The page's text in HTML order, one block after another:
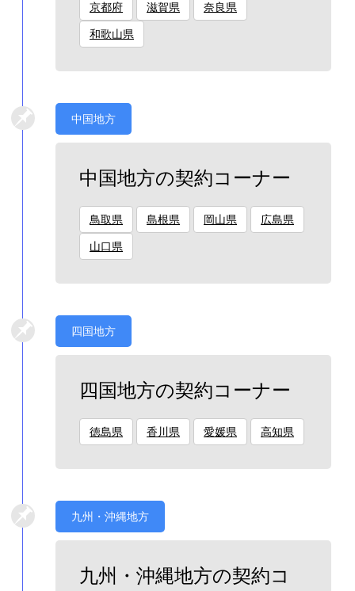
京都府 滋賀県 奈良県
和歌山県
中国地方
中国地方の契約コーナー
鳥取県 島根県 岡山県 広島県
山口県
四国地方
四国地方の契約コーナー
徳島県 香川県 愛媛県 高知県
九州・沖縄地方
九州・沖縄地方の契約コ